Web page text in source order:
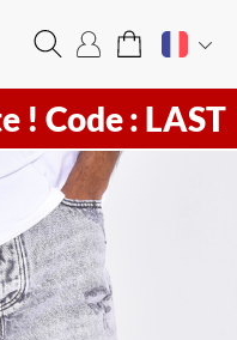
Code :